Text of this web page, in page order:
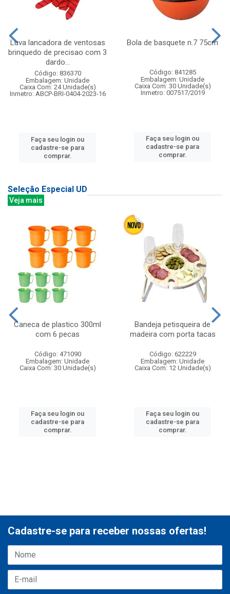
Luva lancadora de ventosas
brinquedo de precisao com 3
dardo...
Código: 836370
Embalagem: Unidade
Caixa Com: 24 Unidade(s)
Inmetro: ABCP-BRI-0404-2023-16
Faça seu login ou
cadastre-se para
comprar.
Bola de basquete n.7 75cm
Código: 841285
Embalagem: Unidade
Caixa Com: 30 Unidade(s)
Inmetro: 007517/2019
Faça seu login ou
cadastre-se para
comprar.
Seleção Especial UD
Veja mais
Caneca de plastico 300ml
com 6 pecas
Código: 471090
Embalagem: Unidade
Caixa Com: 30 Unidade(s)
Faça seu login ou
cadastre-se para
comprar.
Bandeja petisqueira de
madeira com porta tacas
Código: 622229
Embalagem: Unidade
Caixa Com: 12 Unidade(s)
Faça seu login ou
cadastre-se para
comprar.
Cadastre-se para receber nossas ofertas!